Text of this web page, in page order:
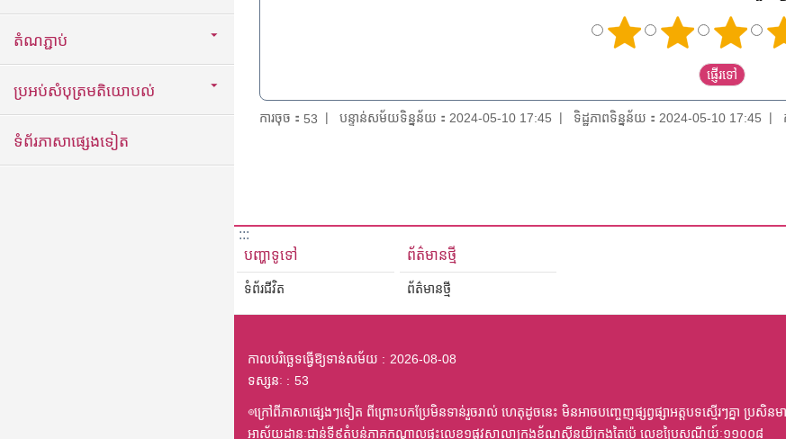
តំណភ្ជាប់
ប្រអប់សំបុត្រមតិយោបល់
ទំព័រភាសាផ្សេងទៀត
ការចុច： 53 បន្ទាន់សម័យទិន្នន័យ：2024-05-10 17:45 ទិដ្ឋភាពទិន្នន័យ：2024-05-10 17:45
:::
បញ្ហាទូទៅ
ទំព័រជីវិត
ព័ត៌មានថ្មី
ព័ត៌មានថ្មី
កាលបរិច្ឆេទធ្វើឱ្យទាន់សម័យ
2026-08-08
ទស្សនៈ
53
◎ក្រៅពីភាសាផ្សេងៗទៀត ពីព្រោះបកប្រែមិនទាន់រួចរាល់ ហេតុដូចនេះ មិនអាចបញ្ចេញផ្សព្វផ្សាអត្តបទស្មើរៗគ្នា ប្រសិន
អាស័យដ្ឋានៈជាន់ទី៩តំបន់ភាគកណ្តាលផ្ទះលេខ១ផ្លូវសាលាក្រុងខ័ណ្ឌស៊ីនយីក្រុងតៃប៉េ លេខប្រៃសណីយ៍ៈ១១០០៨